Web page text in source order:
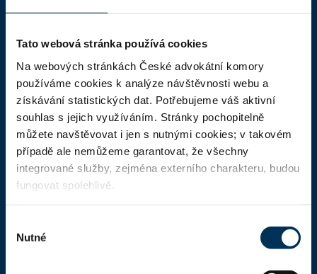
Tato webová stránka používá cookies
Na webových stránkách České advokátní komory
používáme cookies k analýze návštěvnosti webu a
získávání statistických dat. Potřebujeme váš aktivní
souhlas s jejich využíváním. Stránky pochopitelně
můžete navštěvovat i jen s nutnými cookies; v takovém
případě ale nemůžeme garantovat, že všechny
integrované služby, zejména externího charakteru, budou
fungovat spolehlivě.
souhlasu
Nutné
ČAK
Domů
Aktuality
Dokumenty a formuláře
Pro veřejnost
Advokátní deník
Úřední deska